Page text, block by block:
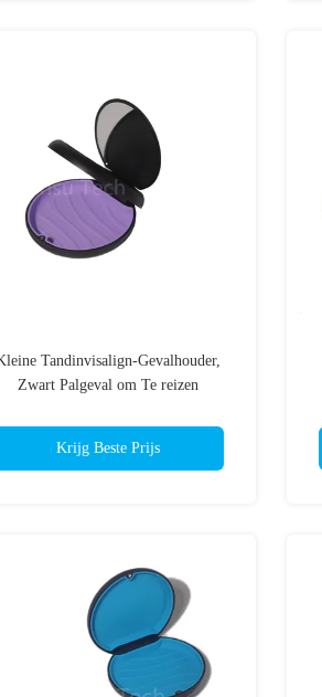
Tandinvisalign-Gevalhouder,
Zwart Palgeval om Te reizen
Krijg Beste Prijs